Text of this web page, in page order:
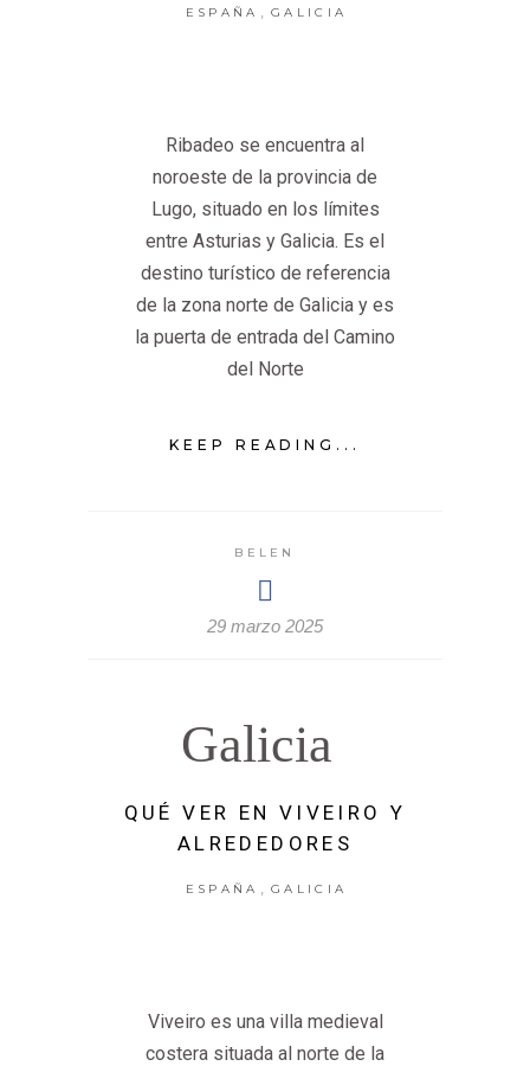
ESPAÑA , GALICIA
Ribadeo se encuentra al
noroeste de la provincia de
Lugo, situado en los límites
entre Asturias y Galicia. Es el
destino turístico de referencia
de la zona norte de Galicia y es
la puerta de entrada del Camino
del Norte
KEEP READING...
BELEN
29 marzo 2025
Galicia
QUÉ VER EN VIVEIRO Y
ALREDEDORES
ESPAÑA GALICIA
Viveiro es una villa medieval
costera situada al norte de la